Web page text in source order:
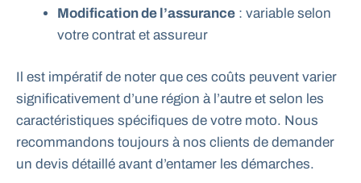
Modification de l’assurance : variable selon
votre contrat et assureur
Il est impératif de noter que ces coûts peuvent varier
significativement d’une région à l’autre et selon les
caractéristiques spécifiques de votre moto. Nous
recommandons toujours à nos clients de demander
un devis détaillé avant d’entamer les démarches.